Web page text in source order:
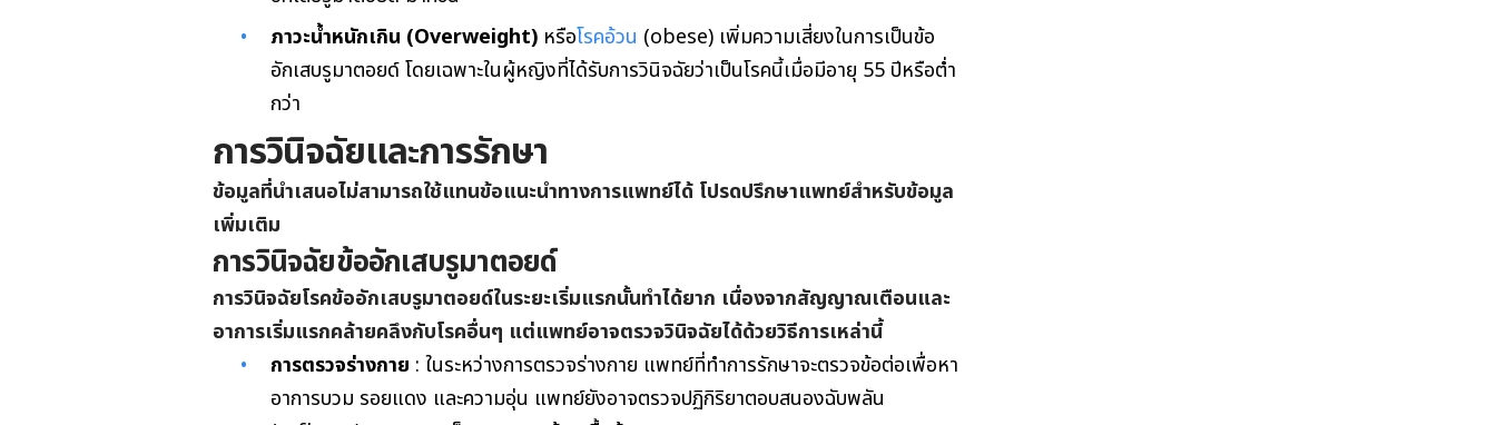
ภาวะน้ำหนักเกิน (Overweight) หรือโรคอ้วน (obese) เพิ่มความเสี่ยงในการเป็นข้อ
อักเสบรูมาตอยด์ โดยเฉพาะในผู้หญิงที่ได้รับการวินิจฉัยว่าเป็นโรคนี้เมื่อมีอายุ 55 ปีหรือต่ำ
กว่า
การวินิจฉัยและการรักษา
ข้อมูลที่นำเสนอไม่สามารถใช้แทนข้อแนะนำทางการแพทย์ได้ โปรดปรึกษาแพทย์สำหรับข้อมูล
เพิ่มเติม
การวินิจฉัยข้ออักเสบรูมาตอยด์
การวินิจฉัยโรคข้ออักเสบรูมาตอยด์ในระยะเริ่มแรกนั้นทำได้ยาก เนื่องจากสัญญาณเตือนและ
อาการเริ่มแรกคล้ายคลึงกับโรคอื่นๆ แต่แพทย์อาจตรวจวินิจฉัยได้ด้วยวิธีการเหล่านี้
การตรวจร่างกาย : ในระหว่างการตรวจร่างกาย แพทย์ที่ทำการรักษาจะตรวจข้อต่อเพื่อหา
อาการบวม รอยแดง และความอุ่น แพทย์ยังอาจตรวจปฏิกิริยาตอบสนองฉับพลัน